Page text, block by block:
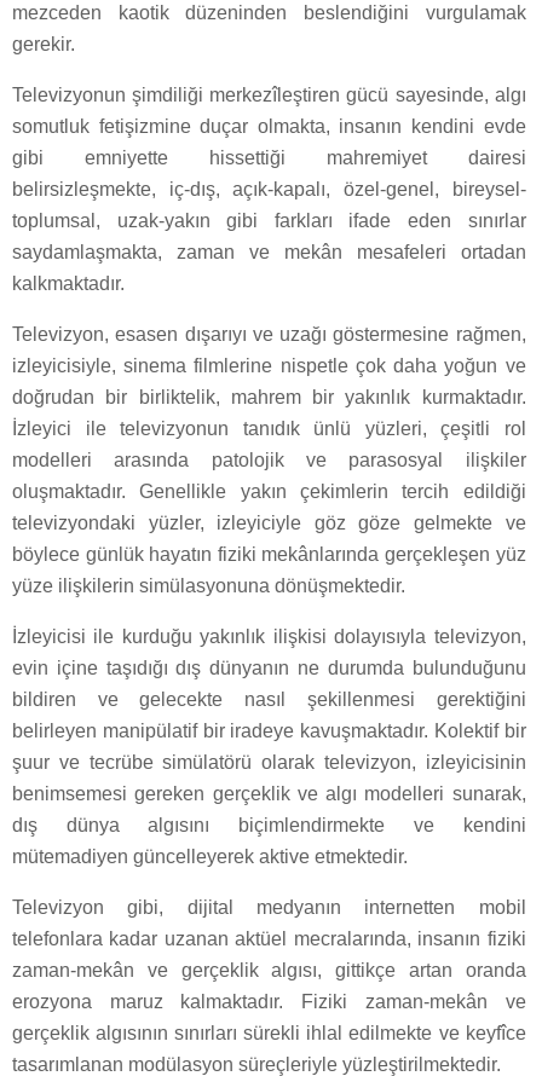
mezceden kaotik düzeninden beslendiğini vurgulamak
gerekir.
Televizyonun şimdiliği merkezîleştiren gücü sayesinde, algı
somutluk fetişizmine duçar olmakta, insanın kendini evde
gibi emniyette hissettiği mahremiyet dairesi
belirsizleşmekte, iç-dış, açık-kapalı, özel-genel, bireysel-
toplumsal, uzak-yakın gibi farkları ifade eden sınırlar
saydamlaşmakta, zaman ve mekân mesafeleri ortadan
kalkmaktadır.
Televizyon, esasen dışarıyı ve uzağı göstermesine rağmen,
izleyicisiyle, sinema filmlerine nispetle çok daha yoğun ve
doğrudan bir birliktelik, mahrem bir yakınlık kurmaktadır.
İzleyici ile televizyonun tanıdık ünlü yüzleri, çeşitli rol
modelleri arasında patolojik ve parasosyal ilişkiler
oluşmaktadır. Genellikle yakın çekimlerin tercih edildiği
televizyondaki yüzler, izleyiciyle göz göze gelmekte ve
böylece günlük hayatın fiziki mekânlarında gerçekleşen yüz
yüze ilişkilerin simülasyonuna dönüşmektedir.
İzleyicisi ile kurduğu yakınlık ilişkisi dolayısıyla televizyon,
evin içine taşıdığı dış dünyanın ne durumda bulunduğunu
bildiren ve gelecekte nasıl şekillenmesi gerektiğini
belirleyen manipülatif bir iradeye kavuşmaktadır. Kolektif bir
şuur ve tecrübe simülatörü olarak televizyon, izleyicisinin
benimsemesi gereken gerçeklik ve algı modelleri sunarak,
dış dünya algısını biçimlendirmekte ve kendini
mütemadiyen güncelleyerek aktive etmektedir.
Televizyon gibi, dijital medyanın internetten mobil
telefonlara kadar uzanan aktüel mecralarında, insanın fiziki
zaman-mekân ve gerçeklik algısı, gittikçe artan oranda
erozyona maruz kalmaktadır. Fiziki zaman-mekân ve
gerçeklik algısının sınırları sürekli ihlal edilmekte ve keyfîce
tasarımlanan modülasyon süreçleriyle yüzleştirilmektedir.